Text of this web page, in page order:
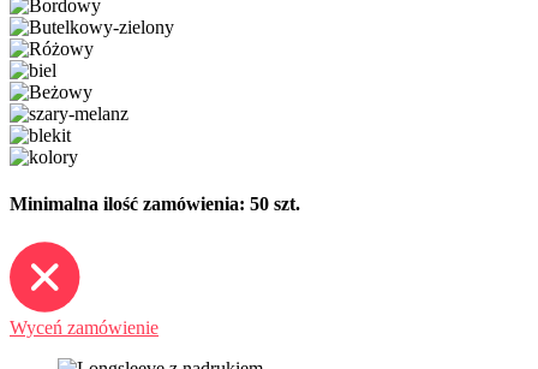
Minimalna ilość zamówienia: 50 szt.
Wyceń zamówienie